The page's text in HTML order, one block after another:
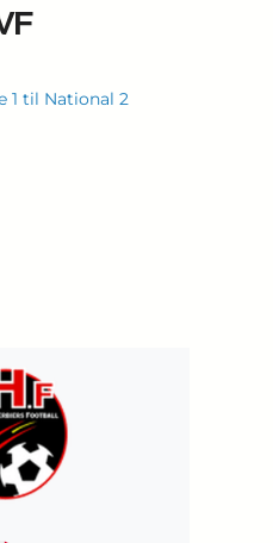
1 til National 2